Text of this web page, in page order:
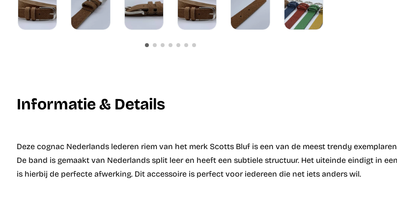
Informatie & Details
Deze cognac Nederlands lederen riem van het merk Scotts Bluf is een van de meest trendy
De band is gemaakt van Nederlands split leer en heeft een subtiele structuur. Het uiteinde eindigt in
is hierbij de perfecte afwerking. Dit accessoire is perfect voor iedereen die net iets anders wil.